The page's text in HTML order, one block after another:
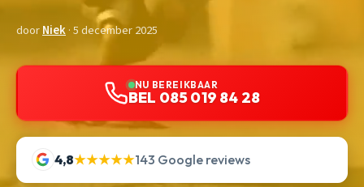
doorNiek· 5 december 2025
NU BEREIKBAAR
BEL 085 019 84 28
4,8★★★★★143 Google reviews